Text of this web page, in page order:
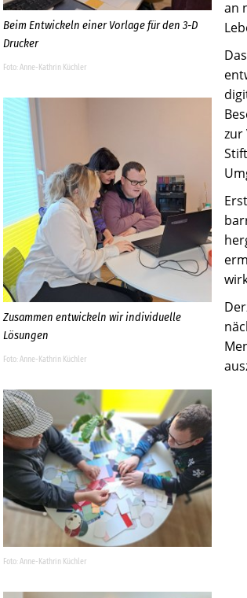
Beim Entwickeln einer Vorlage für den 3-D
Drucker
Anne-Kathrin Küchler
Zusammen entwickeln wir individuelle
Lösungen
Anne-Kathrin Küchler
Anne-Kathrin Küchler
an
zur